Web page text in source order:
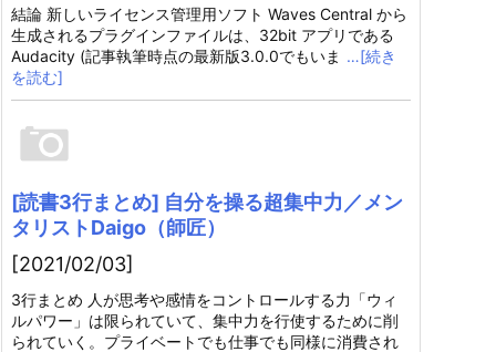
結論 新しいライセンス管理用ソフト Waves Central から
生成されるプラグインファイルは、32bit アプリである
Audacity (記事執筆時点の最新版3.0.0でもいま …[続き
を読む]
[読書3行まとめ] 自分を操る超集中力／メン
タリストDaigo（師匠）
[2021/02/03]
3行まとめ 人が思考や感情をコントロールする力「ウィ
ルパワー」は限られていて、集中力を行使するために削
られていく。プライベートでも仕事でも同様に消費され